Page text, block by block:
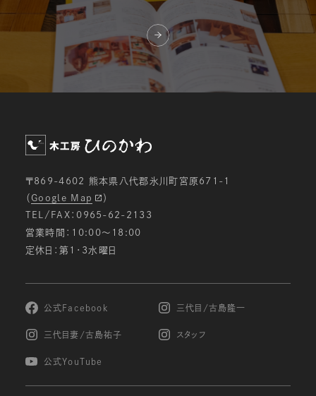
〒869-4602 熊本県八代郡氷川町宮原671-1
（ Google Map
）
TEL/FAX：0965-62-2133
営業時間：10:00〜18:00
定休日：第1・3水曜日
公式Facebook 三代目/古島隆一
三代目妻/古島祐子 スタッフ
公式YouTube